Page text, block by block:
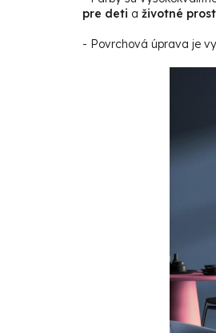
pre deti a životné
- Povrchová úprava je